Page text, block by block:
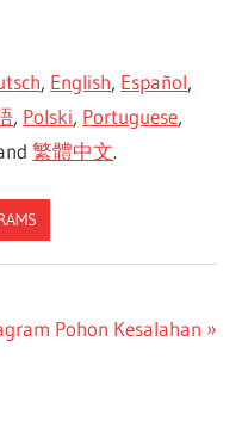
, English, Español,
, Polski, Portuguese,
繁體中文.
Pohon Kesalahan